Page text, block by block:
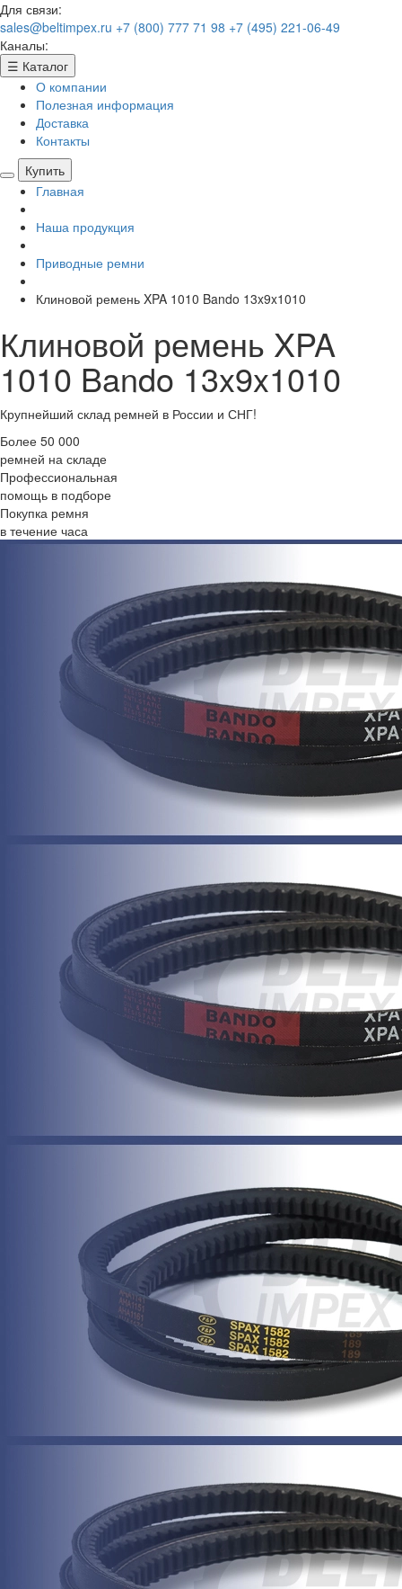
Для связи:
sales@beltimpex.ru +7 (800) 777 71 98 +7 (495) 221-06-49
Каналы:
☰ Каталог
О компании
Полезная информация
Доставка
Контакты
Купить
Главная
Наша продукция
Приводные ремни
Клиновой ремень XPA 1010 Bando 13x9x1010
Клиновой ремень XPA
1010 Bando 13x9x1010
Крупнейший склад ремней в России и СНГ!
Более 50 000
ремней на складе
Профессиональная
помощь в подборе
Покупка ремня
в течение часа